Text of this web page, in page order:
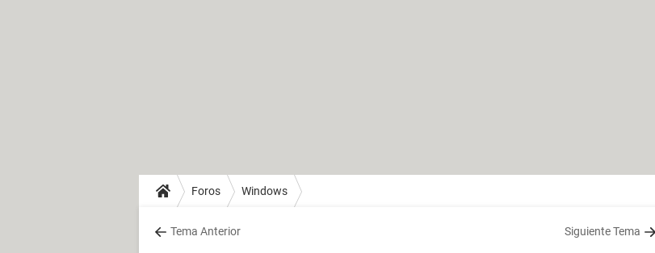
Foros Windows
Tema Anterior Siguiente Tema